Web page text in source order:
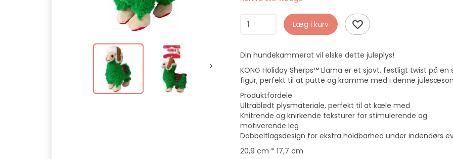
Læg i kurv
Din hundekammerat vil elske dette juleplys!
KONG Holiday Sherps™ Llama er et sjovt, festligt twist på en
figur, perfekt til at putte og kramme med i denne
Produktfordele
Ultrablødt plysmateriale, perfekt til at kæle med
Knitrende og knirkende teksturer for stimulerende og
motiverende leg
Dobbeltlagsdesign for ekstra holdbarhed under indendørs
20,9 cm * 17,7 cm